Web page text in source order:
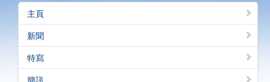
昔日警聲
警務處主頁
简体版
English
主頁
新聞
特寫
簡訊